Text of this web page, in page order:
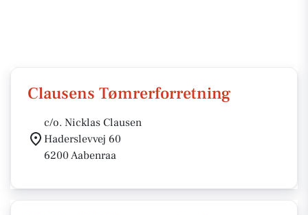
Clausens Tømrerforretning
c/o. Nicklas Clausen
Haderslevvej 60
6200 Aabenraa